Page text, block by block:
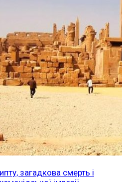
загадкова смерть і